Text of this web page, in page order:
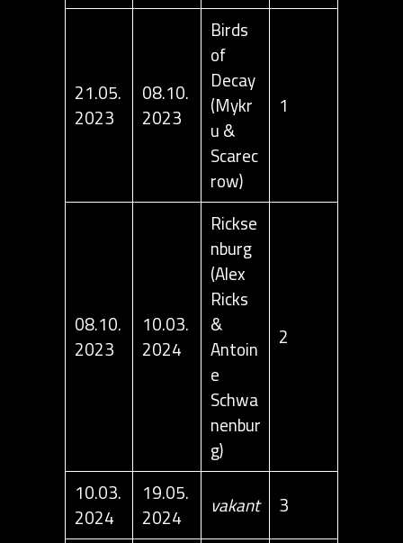
21.05.
2023
08.10.
2023
Birds
of
Decay
(Mykr
u &
Scarec
row)
1
08.10.
2023
10.03.
2024
Rickse
nburg
(Alex
Ricks
&
Antoin
e
Schwa
nenbur
g)
2
10.03.
2024
19.05.
2024 vakant 3